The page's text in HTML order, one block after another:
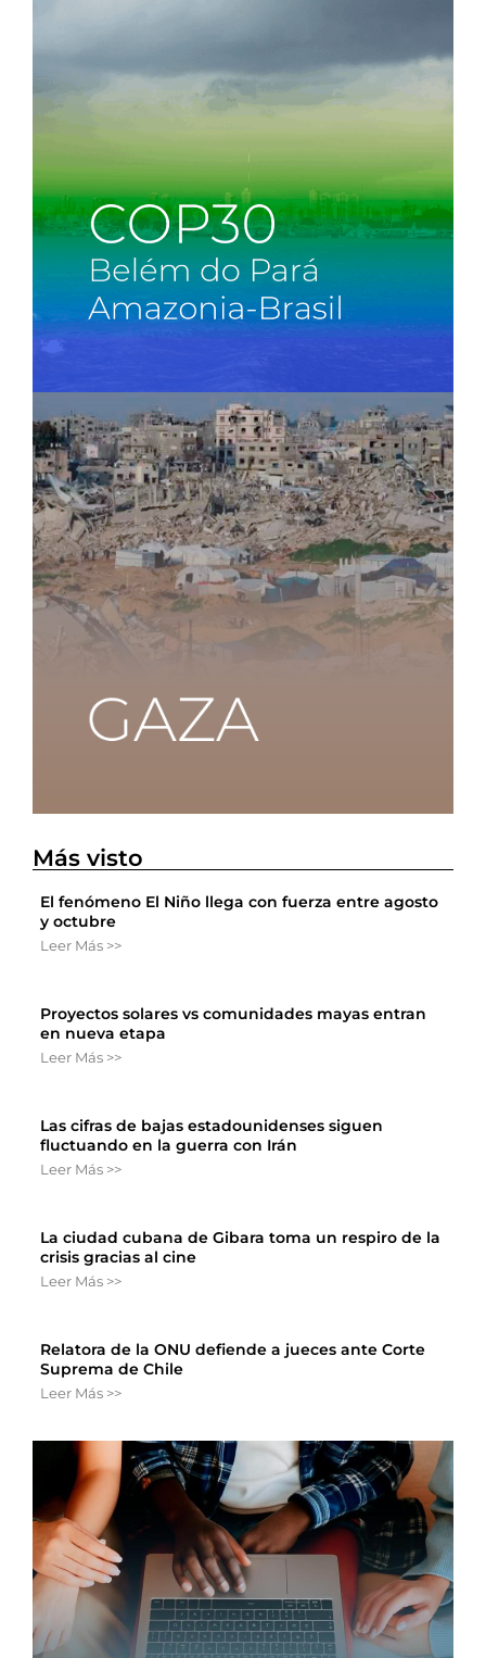
Más visto
El fenómeno El Niño llega con fuerza entre agosto
y octubre
Leer Más >>
Proyectos solares vs comunidades mayas entran
en nueva etapa
Leer Más >>
Las cifras de bajas estadounidenses siguen
fluctuando en la guerra con Irán
Leer Más >>
La ciudad cubana de Gibara toma un respiro de la
crisis gracias al cine
Leer Más >>
Relatora de la ONU defiende a jueces ante Corte
Suprema de Chile
Leer Más >>